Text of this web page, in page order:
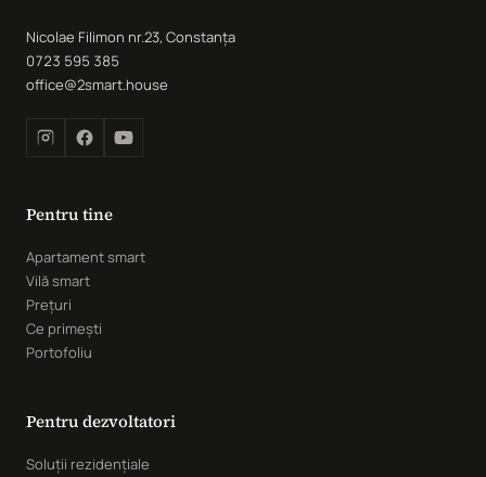
Nicolae Filimon nr.23, Constanța
0723 595 385
office@2smart.house
Pentru tine
Apartament smart
Vilă smart
Prețuri
Ce primești
Portofoliu
Pentru dezvoltatori
Soluții rezidențiale